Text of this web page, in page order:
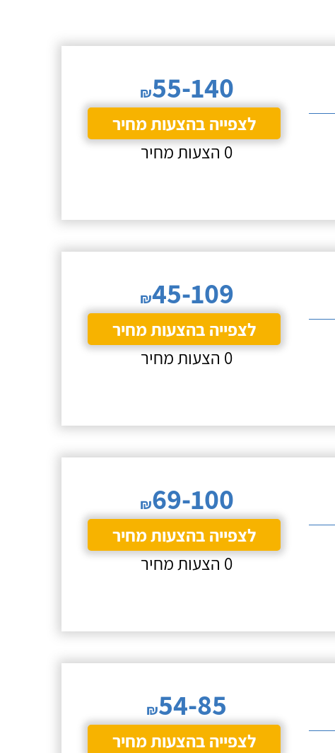
₪55-140
לצפייה בהצעות מחיר
0 הצעות מחיר
₪45-109
לצפייה בהצעות מחיר
0 הצעות מחיר
₪69-100
לצפייה בהצעות מחיר
0 הצעות מחיר
₪54-85
לצפייה בהצעות מחיר